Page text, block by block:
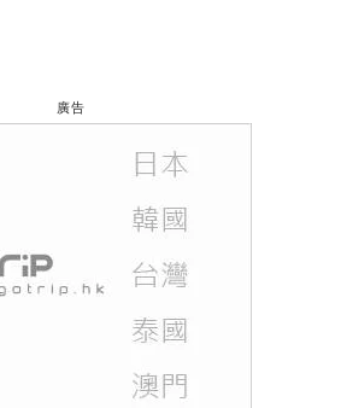
廣告